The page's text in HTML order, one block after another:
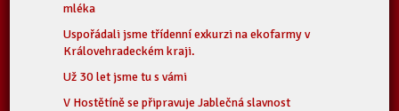
mléka
Uspořádali jsme třídenní exkurzi na ekofarmy v
Královehradeckém kraji.
Už 30 let jsme tu s vámi
V Hostětíně se připravuje Jablečná slavnost